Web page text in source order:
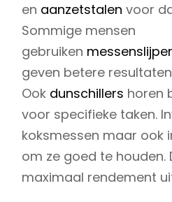
en aanzetstalen voor
Sommige mensen
gebruiken
geven betere
Ook dunschillers horen
voor specifieke taken.
koksmessen maar ook
om ze goed te houden.
maximaal rendement